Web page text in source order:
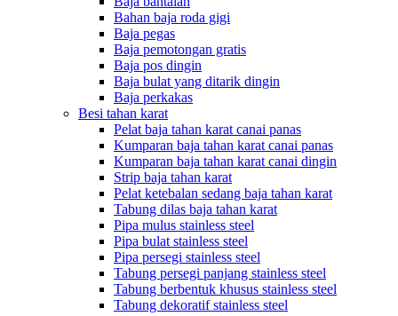
Bahan baja roda gigi
Baja pegas
Baja pemotongan gratis
Baja pos dingin
Baja bulat yang ditarik dingin
Baja perkakas
Besi tahan karat
Pelat baja tahan karat canai panas
Kumparan baja tahan karat canai panas
Kumparan baja tahan karat canai dingin
Strip baja tahan karat
Pelat ketebalan sedang baja tahan karat
Tabung dilas baja tahan karat
Pipa mulus stainless steel
Pipa bulat stainless steel
Pipa persegi stainless steel
Tabung persegi panjang stainless steel
Tabung berbentuk khusus stainless steel
Tabung dekoratif stainless steel